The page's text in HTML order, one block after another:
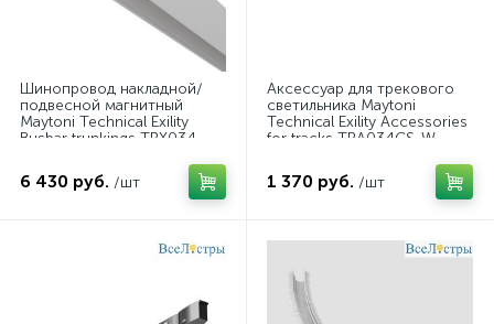
Шинопровод накладной/
подвесной магнитный
Maytoni Technical Exility
Busbar trunkings TRX034-
6 430 руб. /шт
Аксессуар для трекового
светильника Maytoni
Technical Exility Accessories
for tracks TRA034CS-W
1 370 руб. /шт